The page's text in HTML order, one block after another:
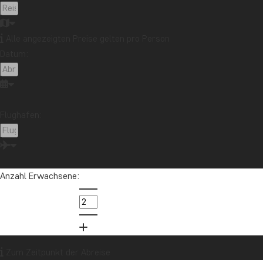
einsehen und sich mit Fotos und Videos wegträumen.
Sie können mehr über die Übernachtungsmöglichkeiten,
die Kombinationsmöglichkeiten und alle praktischen
Dinge lesen sowie Preise und Abreisetermine für die
nächsten 18 Monate einsehen.
Anzahl Erwachsene: